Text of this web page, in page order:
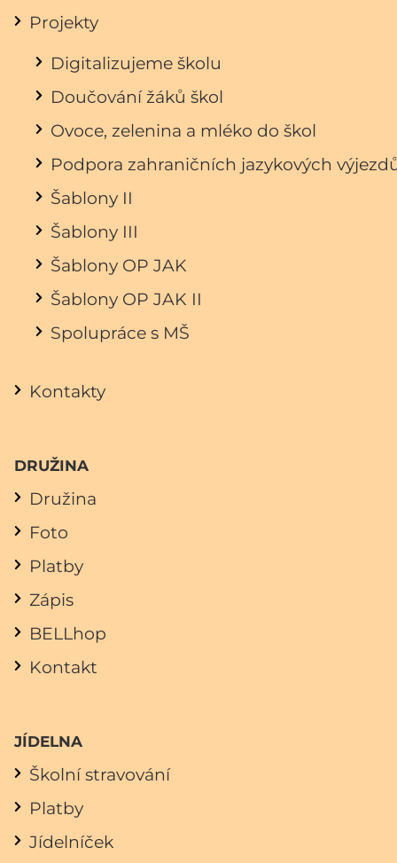
Projekty
Digitalizujeme školu
Doučování žáků škol
Ovoce, zelenina a mléko do škol
Podpora zahraničních jazykových
Šablony II
Šablony III
Šablony OP JAK
Šablony OP JAK II
Spolupráce s MŠ
Kontakty
DRUŽINA
Družina
Foto
Platby
Zápis
BELLhop
Kontakt
JÍDELNA
Školní stravování
Platby
Jídelníček